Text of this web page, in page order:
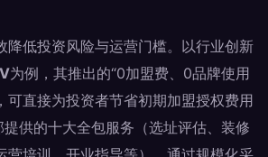
降低投资风险与运营门槛。以行业创新
为例，其推出的“0加盟费、0品牌使用
可直接为投资者节省初期加盟授权费用
供的十大全包服务（选址评估、装修